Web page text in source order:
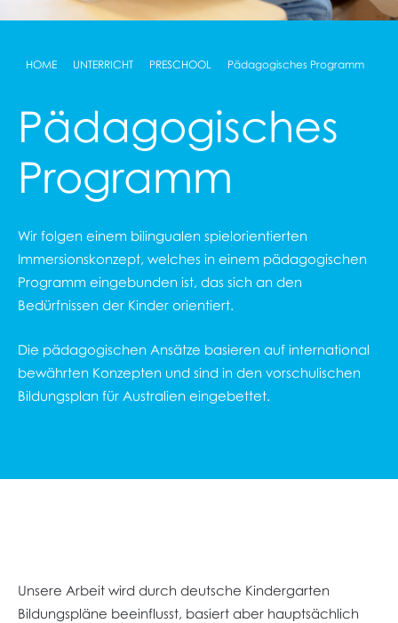
HOME UNTERRICHT PRESCHOOL Pädagogisches Programm
Pädagogisches
Programm
Wir folgen einem bilingualen spielorientierten
Immersionskonzept, welches in einem pädagogischen
Programm eingebunden ist, das sich an den
Bedürfnissen der Kinder orientiert.
Die pädagogischen Ansätze basieren auf international
bewährten Konzepten und sind in den vorschulischen
Bildungsplan für Australien eingebettet.
Unsere Arbeit wird durch deutsche Kindergarten
Bildungspläne beeinflusst, basiert aber hauptsächlich